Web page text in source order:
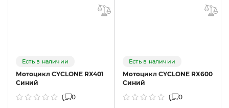
Есть в наличии
Мотоцикл CYCLONE RX401
Синий
0
Есть в наличии
Мотоцикл CYCLONE RX600
Синий
0